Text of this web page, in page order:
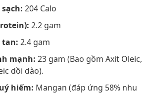
204 Calo
2.2 gam
tan: 2.4 gam
mạnh: 23 gam (Bao gồm Axit Oleic,
dồi dào).
hiếm: Mangan (đáp ứng 58% nhu